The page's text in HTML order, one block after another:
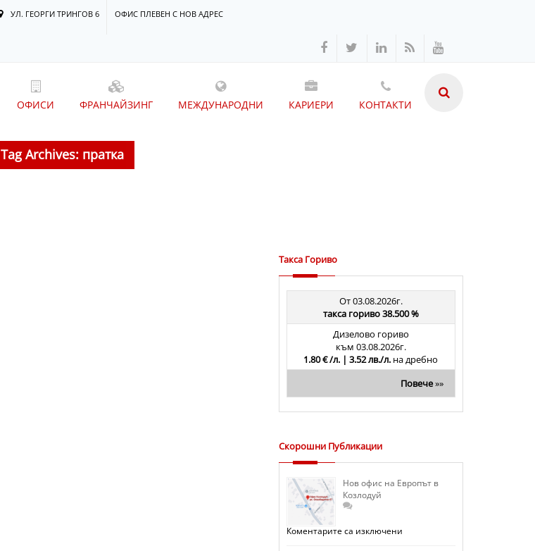
УЛ. ГЕОРГИ ТРИНГОВ 6 ОФИС ПЛЕВЕН С НОВ АДРЕС
ОФИСИ ФРАНЧАЙЗИНГ МЕЖДУНАРОДНИ КАРИЕРИ КОНТАКТИ
Tag Archives: пратка
Такса Гориво
От 03.08.2026г.
такса гориво 38.500 %
Дизелово гориво
към 03.08.2026г.
1.80 € /л. | 3.52 лв./л. на дребно
Повече»»
Скорошни Публикации
Нов офис на Европът в
Козлодуй
Коментарите са изключениза